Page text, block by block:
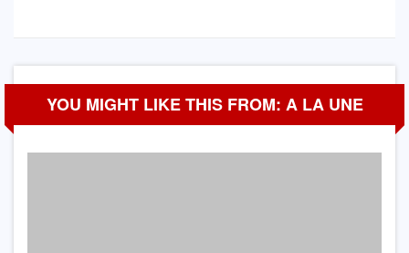
YOU MIGHT LIKE THIS FROM: A LA UNE